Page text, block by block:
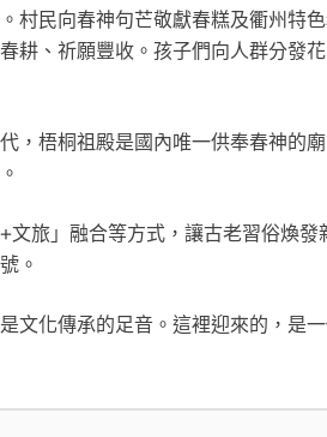
村民向春神句芒敬獻春糕及衢州特
耕、祈願豐收。孩子們向人群分發
，梧桐祖殿是國內唯一供奉春神的
旅」融合等方式，讓古老習俗煥發
。
文化傳承的足音。這裡迎來的，是